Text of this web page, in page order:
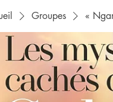
Groupes «